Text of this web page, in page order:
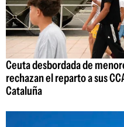
Ceuta desbordada de
rechazan el reparto a sus
Cataluña